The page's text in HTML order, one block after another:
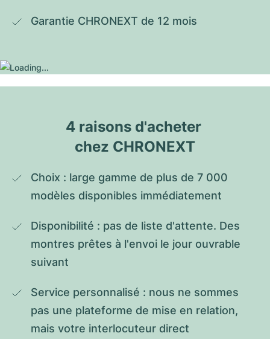
Garantie CHRONEXT de 12 mois
4 raisons d'acheter
chez CHRONEXT
Choix : large gamme de plus de 7 000
modèles disponibles immédiatement
Disponibilité : pas de liste d'attente. Des
montres prêtes à l'envoi le jour ouvrable
suivant
Service personnalisé : nous ne sommes
pas une plateforme de mise en relation,
mais votre interlocuteur direct